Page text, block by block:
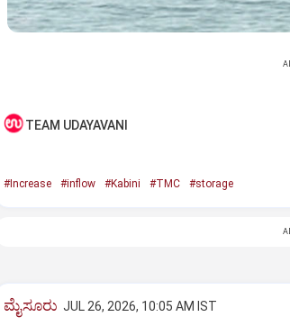
TEAM UDAYAVANI
#Increase #inflow #Kabini #TMC #storage
ಮೈಸೂರು JUL 26, 2026, 10:05 AM IST